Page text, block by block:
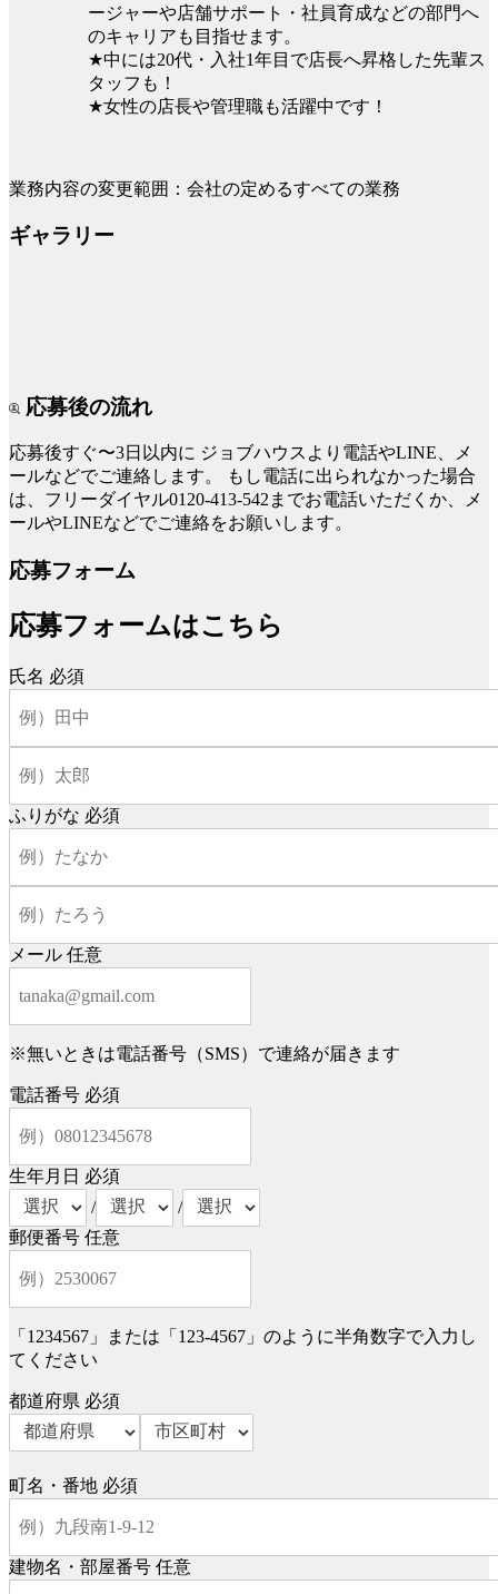
ージャーや店舗サポート・社員育成などの部門へ
のキャリアも目指せます。
★中には20代・入社1年目で店長へ昇格した先輩ス
タッフも！
★女性の店長や管理職も活躍中です！
業務内容の変更範囲：会社の定めるすべての業務
ギャラリー
応募後の流れ
応募後すぐ〜3日以内に ジョブハウスより電話やLINE、メ
ールなどでご連絡します。
もし電話に出られなかった場合
は、フリーダイヤル0120-413-542までお電話いただくか、メ
ールやLINEなどでご連絡をお願いします。
応募フォーム
応募フォームはこちら
氏名 必須
ふりがな 必須
メール 任意
※無いときは電話番号（SMS）で連絡が届きます
電話番号 必須
生年月日 必須
/
/
郵便番号 任意
「1234567」または「123-4567」のように半角数字で入力し
てください
都道府県 必須
町名・番地 必須
建物名・部屋番号 任意